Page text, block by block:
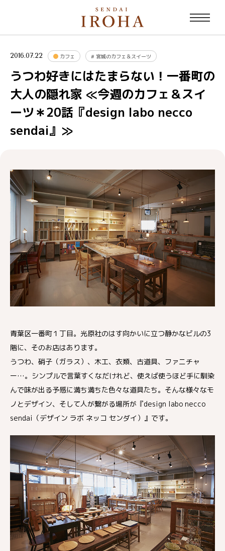
2016.07.22 カフェ # 宮城のカフェ＆スイーツ
うつわ好きにはたまらない！一番町の
大人の隠れ家 ≪今週のカフェ＆スイ
ーツ＊20話『design labo necco
sendai』≫
青葉区一番町１丁目。光原社のはす向かいに立つ静かなビルの3
階に、そのお店はあります。
うつわ、硝子（ガラス）、木工、衣類、古道具、ファニチャ
ー…。シンプルで言葉すくなだけれど、使えば使うほど手に馴染
んで味が出る予感に満ち満ちた色々な道具たち。そんな様々なモ
ノとデザイン、そして人が繋がる場所が『design labo necco
sendai（デザイン ラボ ネッコ センダイ）』です。